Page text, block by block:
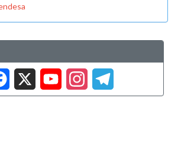
Facebook
X